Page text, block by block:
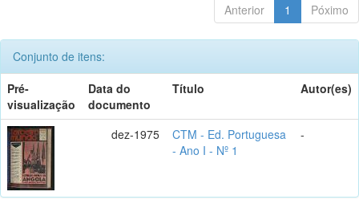
Anterior 1 Póximo
Conjunto de itens:
Pré-
visualização
Data do
documento
Título Autor(es)
dez-1975
CTM - Ed. Portuguesa
- Ano I - Nº 1
-